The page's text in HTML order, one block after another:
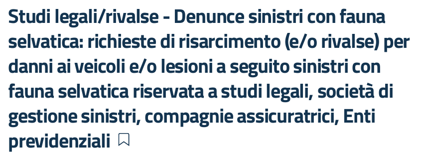
Studi legali/rivalse - Denunce sinistri con fauna
selvatica: richieste di risarcimento (e/o rivalse) per
danni ai veicoli e/o lesioni a seguito sinistri con
fauna selvatica riservata a studi legali, società di
gestione sinistri, compagnie assicuratrici, Enti
previdenziali